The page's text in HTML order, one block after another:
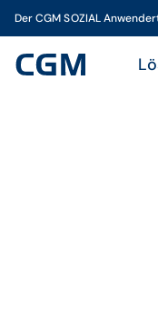
Der CGM SOZIAL